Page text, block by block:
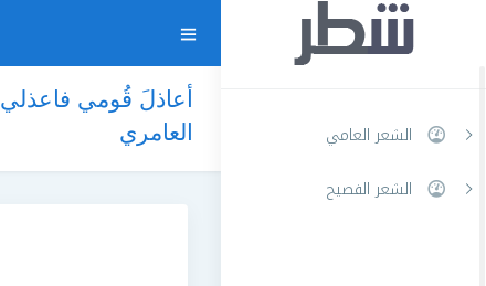
الشعر العامي
الشعر الفصيح
أعاذلَ قُومي فاعذلي
العامري